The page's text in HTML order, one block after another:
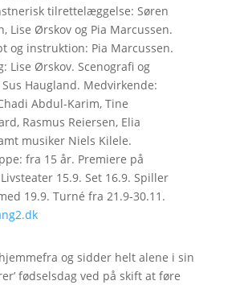
tilrettelæggelse: Søren
Lise Ørskov og Pia Marcussen.
og instruktion: Pia Marcussen.
Lise Ørskov. Scenografi og
Haugland. Medvirkende:
Abdul-Karim, Tine
Rasmus Reiersen, Elia
musiker Niels Kilele.
fra 15 år. Premiere på
15.9. Set 16.9. Spiller
19.9. Turné fra 21.9-30.11.
og sidder helt alene i sin
fødselsdag ved på skift at føre